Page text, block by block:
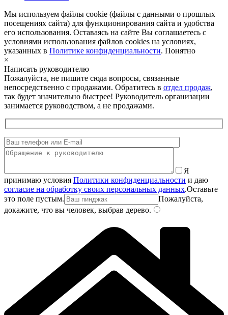
Мы используем файлы cookie (файлы с данными о прошлых
посещениях сайта) для функционирования сайта и удобства
его использования. Оставаясь на сайте Вы соглашаетесь с
условиями использования файлов cookies на условиях,
указанных в Политике конфиденциальности. Понятно
×
Написать руководителю
Пожалуйста, не пишите сюда вопросы, связанные
непосредственно с продажами. Обратитесь в отдел продаж,
так будет значительно быстрее! Руководитель организации
занимается руководством, а не продажами.
Я
принимаю условия Политики конфиденциальности и даю
согласие на обработку своих персональных данных.Оставьте
это поле пустым.
Пожалуйста,
докажите, что вы человек, выбрав дерево.